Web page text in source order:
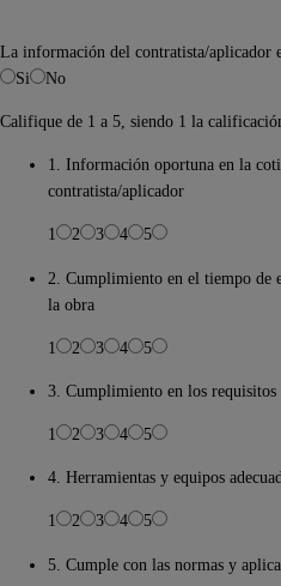
La información del contratista/aplicador
Si
No
Califique de 1 a 5, siendo 1 la
1. Información oportuna en la
contratista/aplicador
1 2 3 4 5
2. Cumplimiento en el tiempo de
la obra
1 2 3 4 5
3. Cumplimiento en los
1 2 3 4 5
4. Herramientas y equipos
1 2 3 4 5
5. Cumple con las normas y